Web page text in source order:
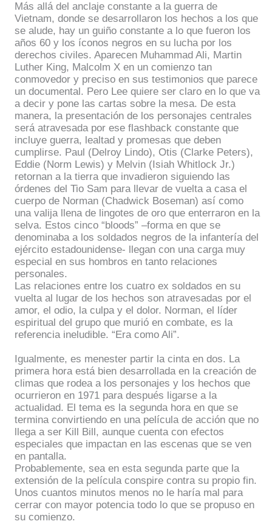
Más allá del anclaje constante a la guerra de
Vietnam, donde se desarrollaron los hechos a los que
se alude, hay un guiño constante a lo que fueron los
años 60 y los íconos negros en su lucha por los
derechos civiles. Aparecen Muhammad Ali, Martin
Luther King, Malcolm X en un comienzo tan
conmovedor y preciso en sus testimonios que parece
un documental. Pero Lee quiere ser claro en lo que va
a decir y pone las cartas sobre la mesa. De esta
manera, la presentación de los personajes centrales
será atravesada por ese flashback constante que
incluye guerra, lealtad y promesas que deben
cumplirse. Paul (Delroy Lindo), Otis (Clarke Peters),
Eddie (Norm Lewis) y Melvin (Isiah Whitlock Jr.)
retornan a la tierra que invadieron siguiendo las
órdenes del Tio Sam para llevar de vuelta a casa el
cuerpo de Norman (Chadwick Boseman) así como
una valija llena de lingotes de oro que enterraron en la
selva. Estos cinco “bloods” –forma en que se
denominaba a los soldados negros de la infantería del
ejército estadounidense- llegan con una carga muy
especial en sus hombros en tanto relaciones
personales.
Las relaciones entre los cuatro ex soldados en su
vuelta al lugar de los hechos son atravesadas por el
amor, el odio, la culpa y el dolor. Norman, el líder
espiritual del grupo que murió en combate, es la
referencia ineludible. “Era como Ali”.
Igualmente, es menester partir la cinta en dos. La
primera hora está bien desarrollada en la creación de
climas que rodea a los personajes y los hechos que
ocurrieron en 1971 para después ligarse a la
actualidad. El tema es la segunda hora en que se
termina convirtiendo en una película de acción que no
llega a ser Kill Bill, aunque cuenta con efectos
especiales que impactan en las escenas que se ven
en pantalla.
Probablemente, sea en esta segunda parte que la
extensión de la película conspire contra su propio fin.
Unos cuantos minutos menos no le haría mal para
cerrar con mayor potencia todo lo que se propuso en
su comienzo.